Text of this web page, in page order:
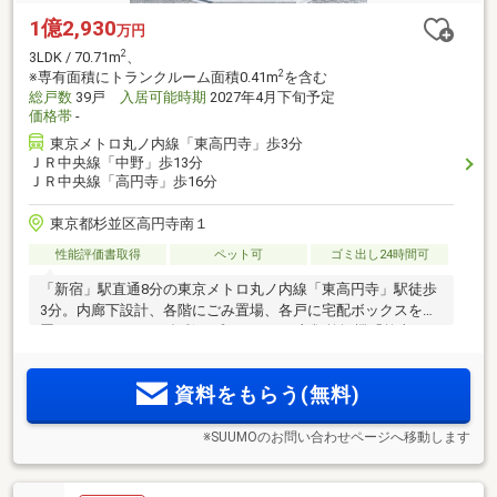
1億2,930万円
3LDK / 70.71m2 、
※専有面積にトランクルーム面積0.41m2を含む
総戸数 39戸 入居可能時期 2027年4月下旬予定
価格帯 -
東京メトロ丸ノ内線「東高円寺」歩3分
ＪＲ中央線「中野」歩13分
ＪＲ中央線「高円寺」歩16分
東京都杉並区高円寺南１
性能評価書取得 ペット可 ゴミ出し24時間可
「新宿」駅直通8分の東京メトロ丸ノ内線「東高円寺」駅徒歩
3分。内廊下設計、各階にごみ置場、各戸に宅配ボックスを設
あふれる街が生活圏。
資料をもらう(無料)
※SUUMOのお問い合わせページへ移動します